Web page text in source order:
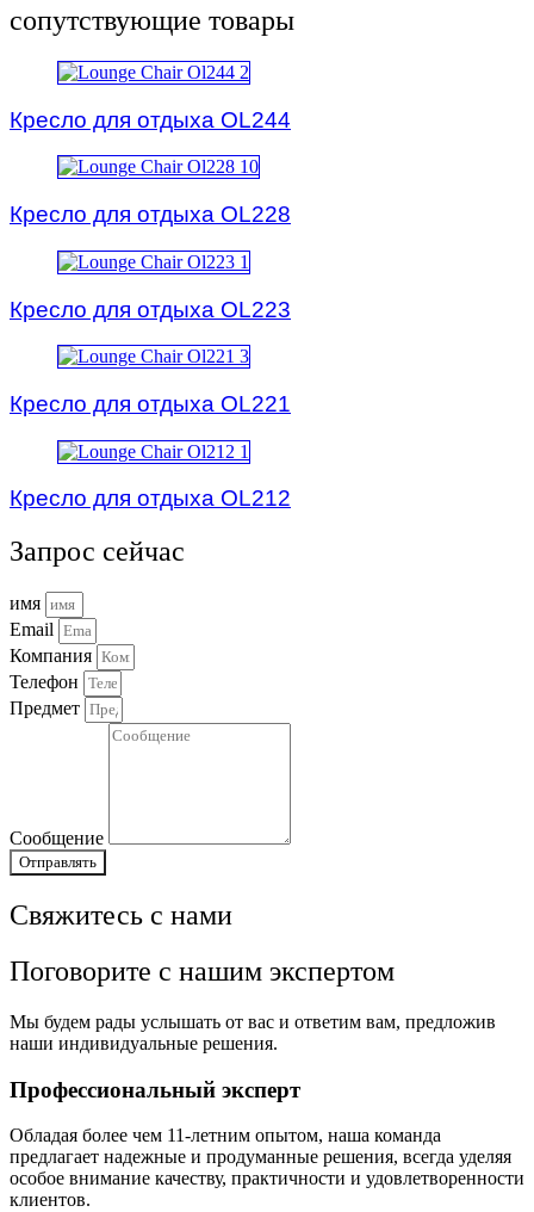
сопутствующие товары
Кресло для отдыха OL244
Кресло для отдыха OL228
Кресло для отдыха OL223
Кресло для отдыха OL221
Кресло для отдыха OL212
Запрос сейчас
имя
Email
Компания
Телефон
Предмет
Сообщение
Отправлять
Свяжитесь с нами
Поговорите с нашим экспертом
Мы будем рады услышать от вас и ответим вам, предложив
наши индивидуальные решения.
Профессиональный эксперт
Обладая более чем 11-летним опытом, наша команда
предлагает надежные и продуманные решения, всегда уделяя
особое внимание качеству, практичности и удовлетворенности
клиентов.